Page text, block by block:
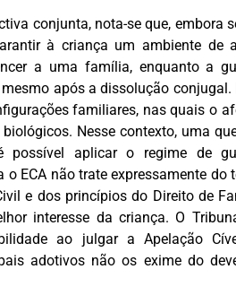
conjunta, nota-se que, embora
à criança um ambiente de
a uma família, enquanto a
após a dissolução conjugal.
familiares, nas quais o
Nesse contexto, uma
possível aplicar o regime de
ECA não trate expressamente do
e dos princípios do Direito de
interesse da criança. O
ao julgar a Apelação
adotivos não os exime do